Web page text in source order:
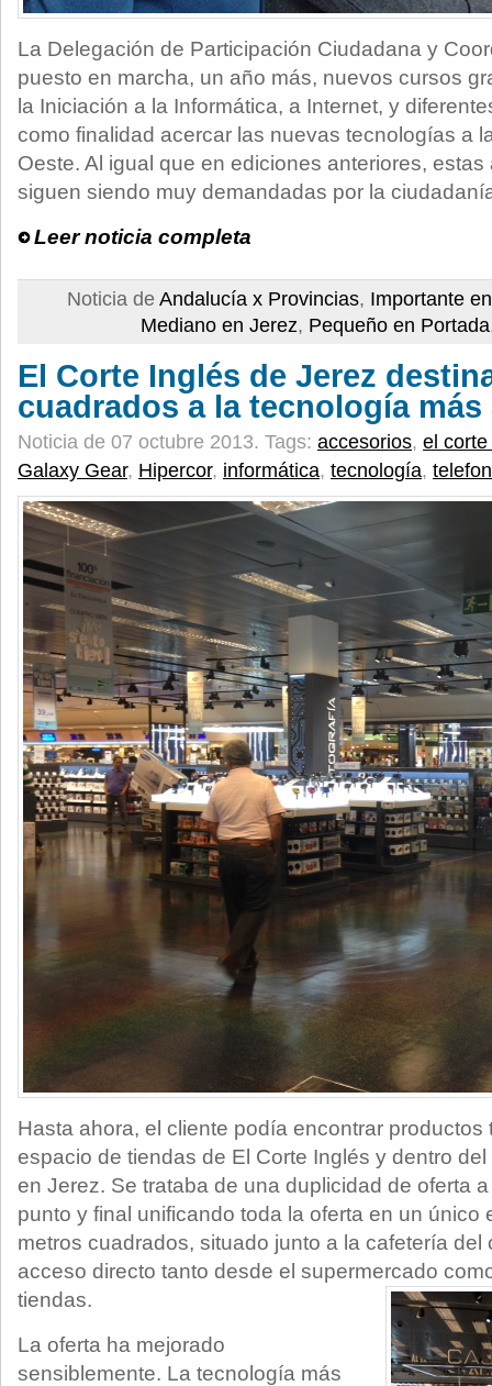
La Delegación de Participación Ciudadana y
puesto en marcha, un año más, nuevos cursos
la Iniciación a la Informática, a Internet, y
como finalidad acercar las nuevas tecnologías a
Oeste. Al igual que en ediciones anteriores,
siguen siendo muy demandadas por la
Leer noticia completa
Noticia de Andalucía x Provincias, Importante
Mediano en Jerez, Pequeño en Portada
El Corte Inglés de Jerez
cuadrados a la tecnología más
Noticia de 07 octubre 2013. Tags: accesorios, el
Galaxy Gear, Hipercor, informática, tecnología,
Hasta ahora, el cliente podía encontrar productos
espacio de tiendas de El Corte Inglés y dentro
en Jerez. Se trataba de una duplicidad de oferta
punto y final unificando toda la oferta en un único
metros cuadrados, situado junto a la cafetería
acceso directo tanto desde el supermercado
tiendas.
La oferta ha mejorado
sensiblemente. La tecnología más